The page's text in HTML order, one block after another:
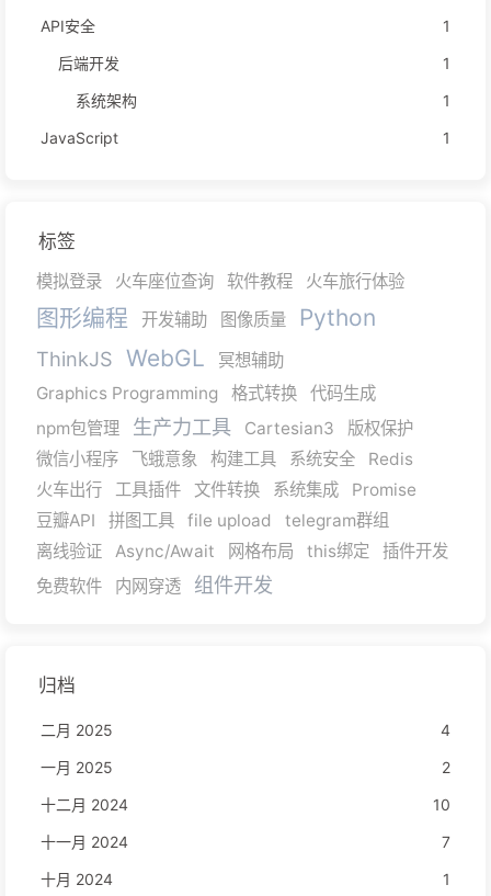
API安全
1
后端开发
1
系统架构
1
JavaScript
1
标签
模拟登录 火车座位查询 软件教程 火车旅行体验
图形编程 开发辅助 图像质量 Python
ThinkJS WebGL
冥想辅助
Graphics Programming
格式转换
代码生成
npm包管理
生产力工具 Cartesian3
版权保护
微信小程序
飞蛾意象 构建工具 系统安全
Redis
火车出行
工具插件 文件转换 系统集成
Promise
豆瓣API
拼图工具 file upload
telegram群组
离线验证
Async/Await 网格布局 this绑定
插件开发
免费软件
内网穿透 组件开发
归档
二月 2025
4
一月 2025
2
十二月 2024
10
十一月 2024
7
十月 2024
1